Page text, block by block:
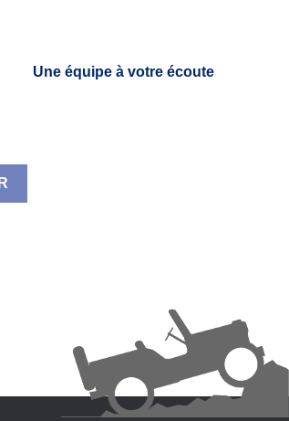
Une équipe à votre écoute